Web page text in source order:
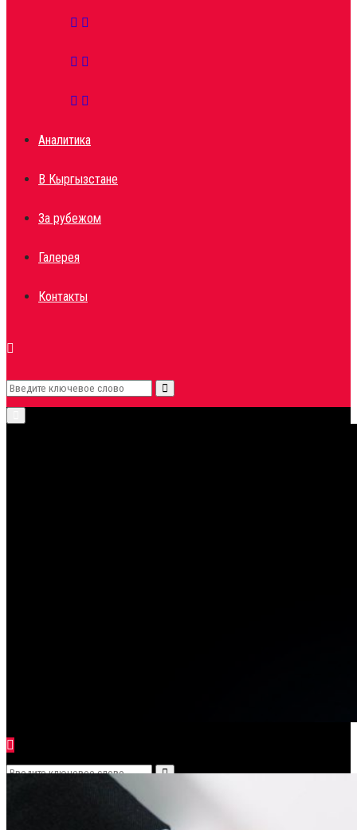
Аналитика
В Кыргызстане
За рубежом
Галерея
Контакты
Search
for:
Search
Menu
Search